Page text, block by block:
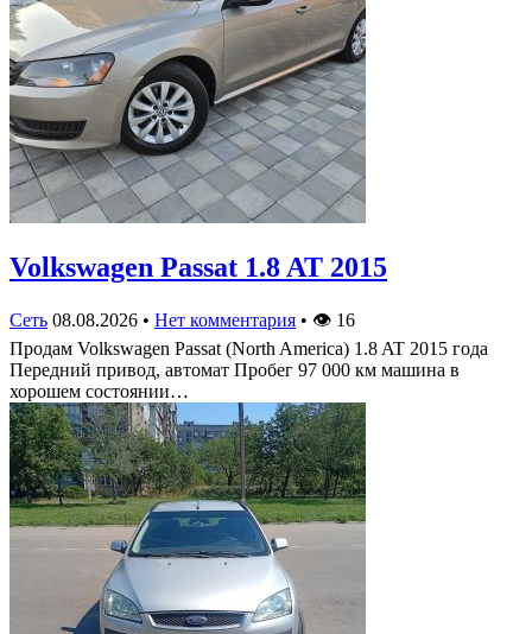
Volkswagen Passat 1.8 AT 2015
Сеть 08.08.2026 • Нет комментария • 👁 16
Продам Volkswagen Passat (North America) 1.8 AT 2015 года
Передний привод, автомат Пробег 97 000 км машина в
хорошем состоянии…